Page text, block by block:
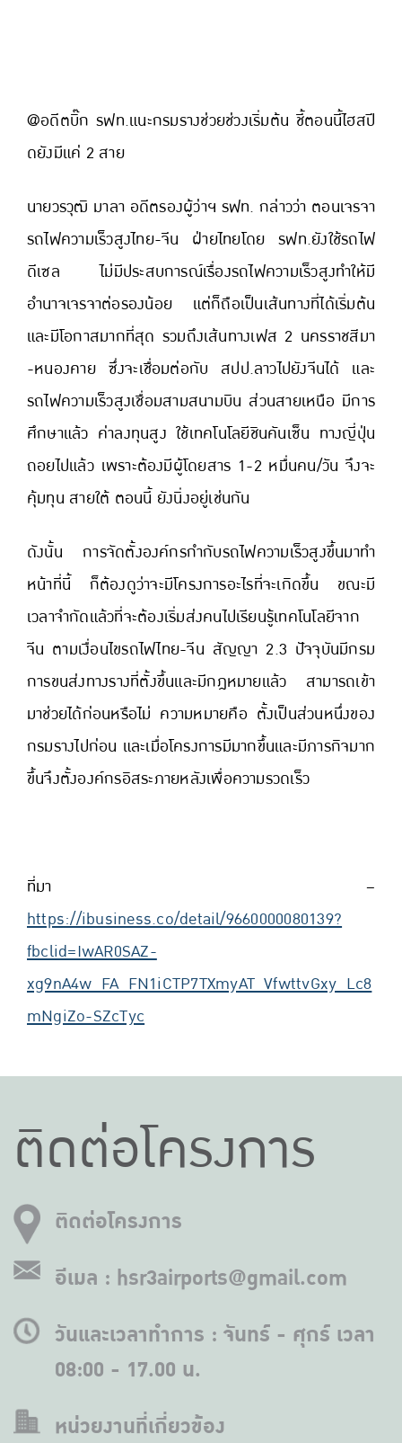
@อดีตบิ๊ก รฟท.แนะกรมรางช่วยช่วงเริ่มต้น ชี้ตอนนี้ไฮสปี
ดยังมีแค่ 2 สาย
นายวรวุฒิ มาลา อดีตรองผู้ว่าฯ รฟท. กล่าวว่า ตอนเจรจา
รถไฟความเร็วสูงไทย-จีน ฝ่ายไทยโดย รฟท.ยังใช้รถไฟ
ดีเซล ไม่มีประสบการณ์เรื่องรถไฟความเร็วสูงทำให้มี
อำนาจเจรจาต่อรองน้อย แต่ก็ถือเป็นเส้นทางที่ได้เริ่มต้น
และมีโอกาสมากที่สุด รวมถึงเส้นทางเฟส 2 นครราชสีมา
-หนองคาย ซึ่งจะเชื่อมต่อกับ สปป.ลาวไปยังจีนได้ และ
รถไฟความเร็วสูงเชื่อมสามสนามบิน ส่วนสายเหนือ มีการ
ศึกษาแล้ว ค่าลงทุนสูง ใช้เทคโนโลยีชินคันเซ็น ทางญี่ปุ่น
ถอยไปแล้ว เพราะต้องมีผู้โดยสาร 1-2 หมื่นคน/วัน จึงจะ
คุ้มทุน สายใต้ ตอนนี้ ยังนิ่งอยู่เช่นกัน
ดังนั้น การจัดตั้งองค์กรกำกับรถไฟความเร็วสูงขึ้นมาทำ
หน้าที่นี้ ก็ต้องดูว่าจะมีโครงการอะไรที่จะเกิดขึ้น ขณะมี
เวลาจำกัดแล้วที่จะต้องเริ่มส่งคนไปเรียนรู้เทคโนโลยีจาก
จีน ตามเงื่อนไขรถไฟไทย-จีน สัญญา 2.3 ปัจจุบันมีกรม
การขนส่งทางรางที่ตั้งขึ้นและมีกฎหมายแล้ว สามารถเข้า
มาช่วยได้ก่อนหรือไม่ ความหมายคือ ตั้งเป็นส่วนหนึ่งของ
กรมรางไปก่อน และเมื่อโครงการมีมากขึ้นและมีภารกิจมาก
ขึ้นจึงตั้งองค์กรอิสระภายหลังเพื่อความรวดเร็ว
ที่มา –
https://ibusiness.co/detail/9660000080139?
fbclid=IwAR0SAZ-
xg9nA4w_FA_FN1iCTP7TXmyAT_VfwttvGxy_Lc8
mNgiZo-SZcTyc
ติดต่อโครงการ
ติดต่อโครงการ
อีเมล : hsr3airports@gmail.com
วันและเวลาทำการ : จันทร์ - ศุกร์ เวลา
08:00 - 17.00 น.
หน่วยงานที่เกี่ยวข้อง